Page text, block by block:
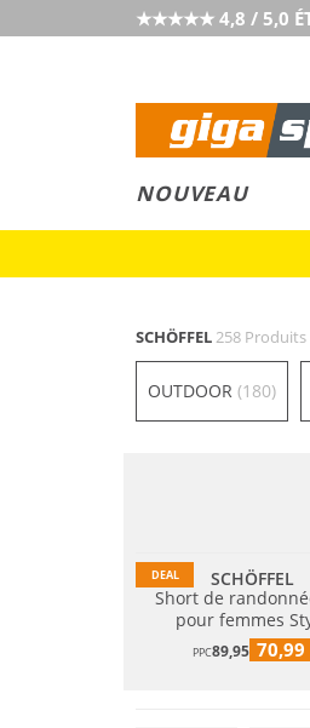
★★★★★ 4,8 / 5,0
NOUVEAU
SCHÖFFEL258 Produits
OUTDOOR (180)
DEAL
SCHÖFFEL
Short de
pour femmes
Chavuma
PPC89,95 70,99